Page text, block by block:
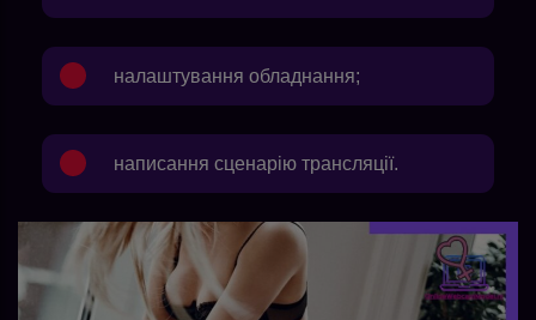
налаштування обладнання;
написання сценарію трансляції.